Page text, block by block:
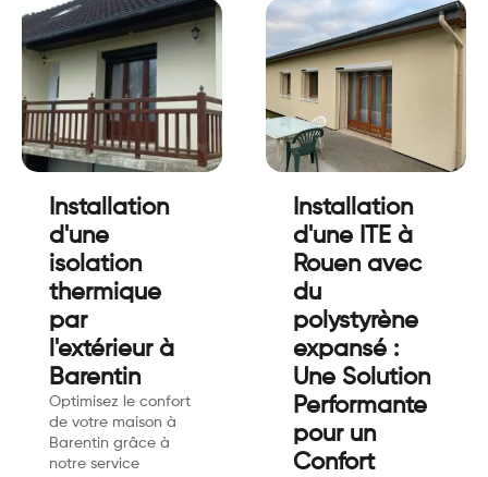
Installation
d'une
isolation
thermique
par
l'extérieur à
Barentin
Optimisez le confort
de votre maison à
Barentin grâce à
notre service
Installation
d'une ITE à
Rouen avec
du
polystyrène
expansé :
Une Solution
Performante
pour un
Confort